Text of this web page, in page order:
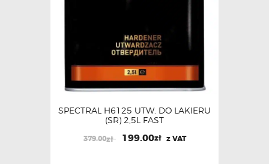
SPECTRAL H6125 UTW. DO LAKIERU
(SR) 2,5L FAST
379.00zł 199.00zł z VAT